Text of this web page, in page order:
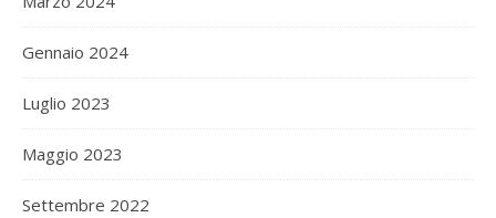
Gennaio 2024
Luglio 2023
Maggio 2023
Settembre 2022